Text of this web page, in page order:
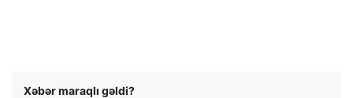
Xəbər maraqlı gəldi?